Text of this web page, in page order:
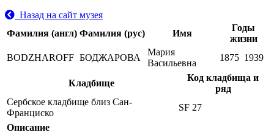
Назад на сайт музея
Фамилия (англ) Фамилия (рус) Имя
Годы
жизни
BODZHAROFF БОДЖАРОВА
Мария
Васильевна
1875 1939
Кладбище
Код кладбища и
ряд
Сербское кладбище близ Сан-
Франциско
SF 27
Описание